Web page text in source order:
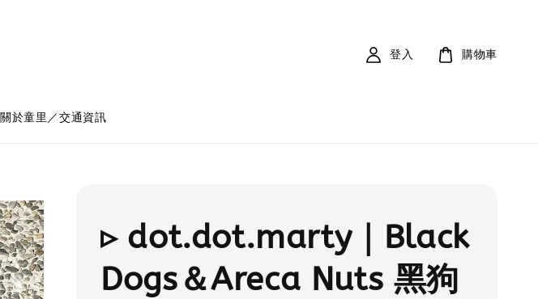
關於童里／交通資訊
登入 購物車
▹ dot.dot.marty｜Black
Dogs＆Areca Nuts 黑狗